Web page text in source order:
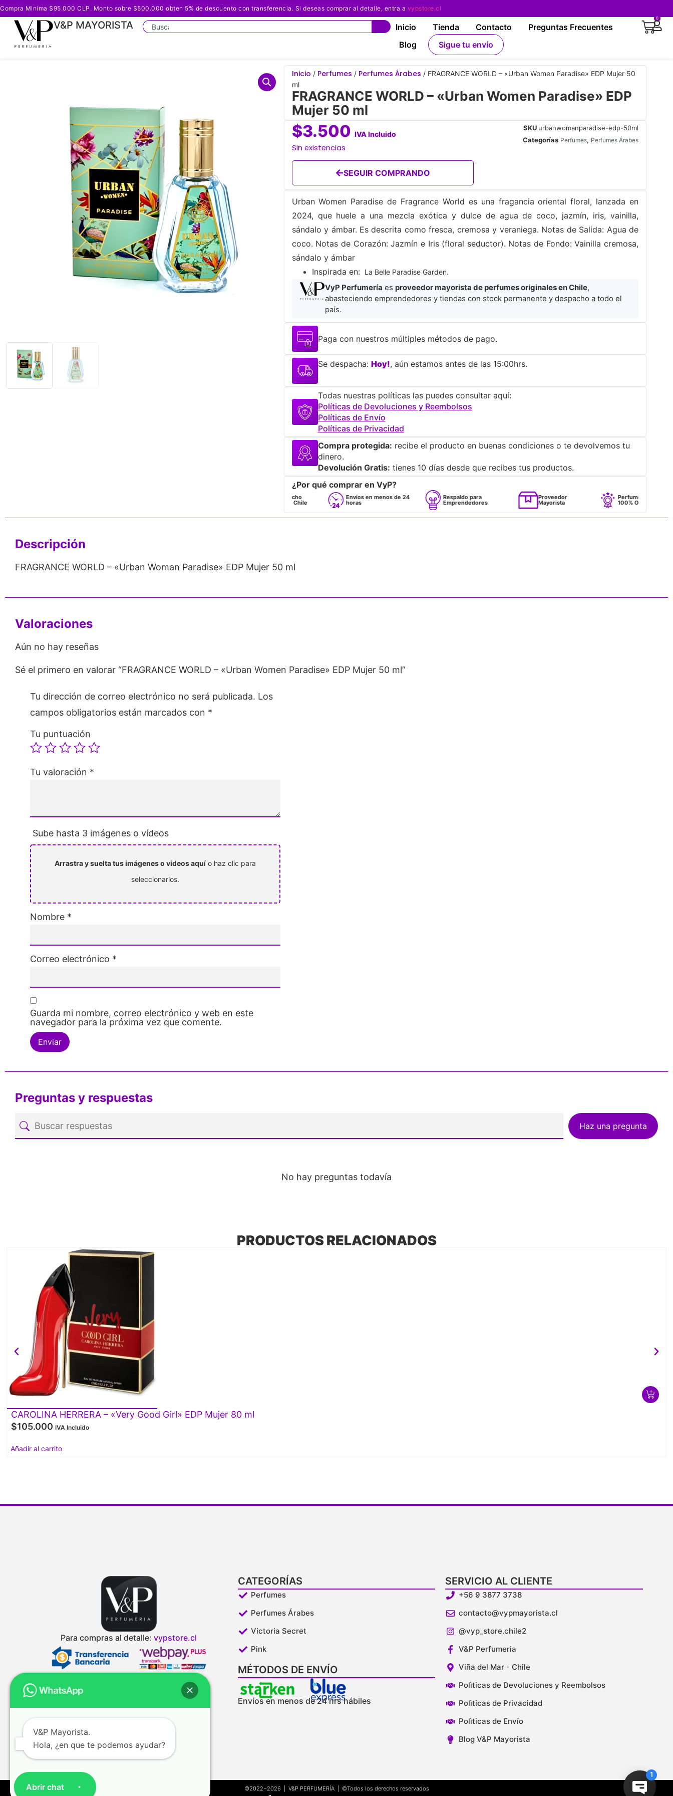
Compra Minima $95.000 CLP. Monto sobre $500.000 obten 5% de descuento con transferencia. Si deseas comprar al detalle, entra a vypstore.cl
V&P MAYORISTA Inicio Tienda Contacto
Preguntas Frecuentes
Blog
Sigue tu envío
0
Inicio / Perfumes / Perfumes Árabes / FRAGRANCE WORLD – «Urban Women Paradise» EDP Mujer 50
ml
FRAGRANCE WORLD – «Urban Women Paradise» EDP
Mujer 50 ml
$3.500 IVA Incluido
Sin existencias
SEGUIR COMPRANDO
SKU urbanwomanparadise-edp-50ml
Categorías Perfumes, Perfumes Árabes
Urban Women Paradise de Fragrance World es una fragancia oriental floral, lanzada en
2024, que huele a una mezcla exótica y dulce de agua de coco, jazmín, iris, vainilla,
sándalo y ámbar. Es descrita como fresca, cremosa y veraniega. Notas de Salida: Agua de
coco. Notas de Corazón: Jazmín e Iris (floral seductor). Notas de Fondo: Vainilla cremosa,
sándalo y ámbar
​Inspirada en:
La Belle Paradise Garden.
VyP Perfumería es proveedor mayorista de perfumes originales en Chile,
abasteciendo emprendedores y tiendas con stock permanente y despacho a todo el
país.
Paga con nuestros múltiples métodos de pago.
Se despacha: Hoy!, aún estamos antes de las 15:00hrs.
Todas nuestras políticas las puedes consultar aquí:
Políticas de Devoluciones y Reembolsos
Políticas de Envío
Políticas de Privacidad
Compra protegida: recibe el producto en buenas condiciones o te devolvemos tu
dinero.
Devolución Gratis: tienes 10 días desde que recibes tus productos.
¿Por qué comprar en VyP?
Envíos en menos de 24
horas
Respaldo para
Emprendedores
Proveedor
Mayorista
Perfumes
100% Originales
Descripción
FRAGRANCE WORLD – «Urban Woman Paradise» EDP Mujer 50 ml
Valoraciones
Aún no hay reseñas
Sé el primero en valorar “FRAGRANCE WORLD – «Urban Women Paradise» EDP Mujer 50 ml”
Tu dirección de correo electrónico no será publicada. Los
campos obligatorios están marcados con *
Tu puntuación
Tu valoración *
Sube hasta 3 imágenes o vídeos
Arrastra y suelta tus imágenes o videos aquí o haz clic para
seleccionarlos.
Nombre *
Correo electrónico *
Guarda mi nombre, correo electrónico y web en este
navegador para la próxima vez que comente.
Preguntas y respuestas
Haz una pregunta
No hay preguntas todavía
PRODUCTOS RELACIONADOS
CAROLINA HERRERA – «Very Good Girl» EDP Mujer 80 ml
$105.000 IVA Incluido
Añadir al carrito
Para compras al detalle:vypstore.cl
CATEGORÍAS
Perfumes
Perfumes Árabes
Victoria Secret
Pink
MÉTODOS DE ENVÍO
Envíos en menos de 24 hrs hábiles
SERVICIO AL CLIENTE
+56 9 3877 3738
contacto@vypmayorista.cl
@vyp_store.chile2
V&P Perfumeria
Viña del Mar - Chile
Polìticas de Devoluciones y Reembolsos
Polìticas de Privacidad
Polìticas de Envío
Blog V&P Mayorista
©2022~2026 | V&P PERFUMERÍA | ©Todos los derechos reservados
V&P Mayorista.
Hola, ¿en que te podemos ayudar?
Abrir chat